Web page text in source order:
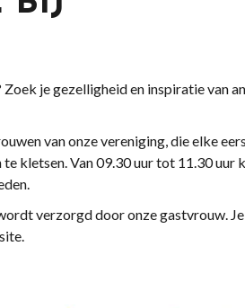
je gezelligheid en inspiratie van
van onze vereniging, die elke
kletsen. Van 09.30 uur tot 11.30 uur
verzorgd door onze gastvrouw.